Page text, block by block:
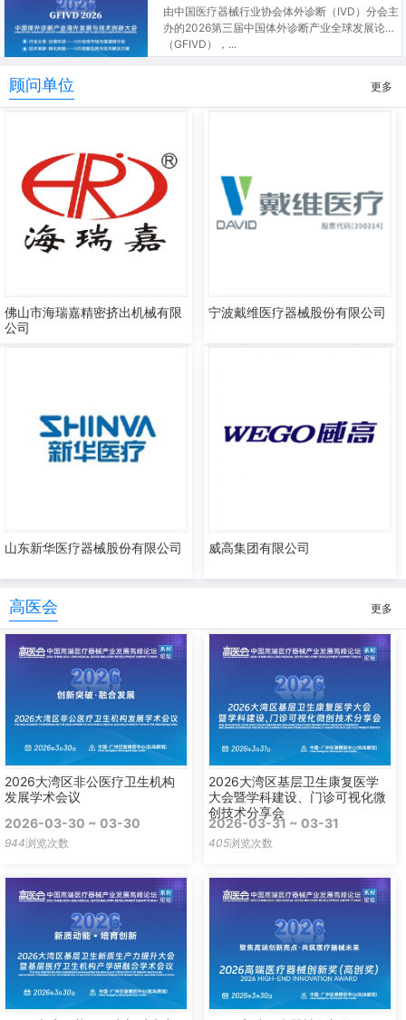
由中国医疗器械行业协会体外诊断（IVD）分会主
办的2026第三届中国体外诊断产业全球发展论坛
（GFIVD），...
顾问单位 更多
佛山市海瑞嘉精密挤出机械有限
公司
宁波戴维医疗器械股份有限公司
山东新华医疗器械股份有限公司 威高集团有限公司
高医会 更多
2026大湾区非公医疗卫生机构
发展学术会议
2026-03-30 ~ 03-30
944浏览次数
2026大湾区基层卫生康复医学
大会暨学科建设、门诊可视化微
创技术分享会
2026-03-31 ~ 03-31
405浏览次数